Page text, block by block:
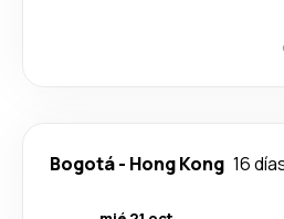
Bogotá- Hong Kong 16